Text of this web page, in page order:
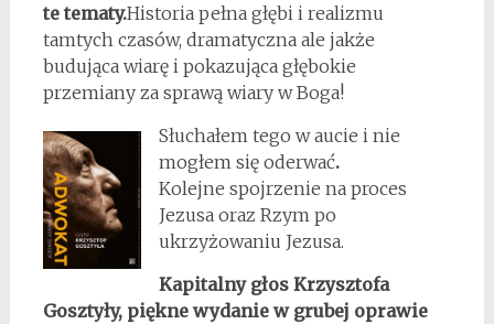
te tematy.Historia pełna głębi i realizmu
tamtych czasów, dramatyczna ale jakże
budująca wiarę i pokazująca głębokie
przemiany za sprawą wiary w Boga!
Słuchałem tego w aucie i nie
mogłem się oderwać.
Kolejne spojrzenie na proces
Jezusa oraz Rzym po
ukrzyżowaniu Jezusa.
Kapitalny głos Krzysztofa
Gosztyły, piękne wydanie w grubej oprawie